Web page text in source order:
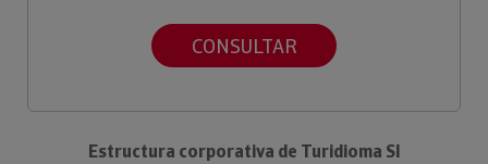
CONSULTAR
Estructura corporativa de Turidioma Sl